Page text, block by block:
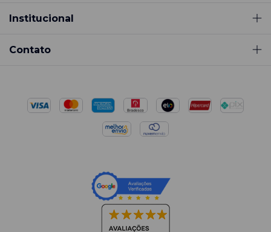
Institucional
Contato